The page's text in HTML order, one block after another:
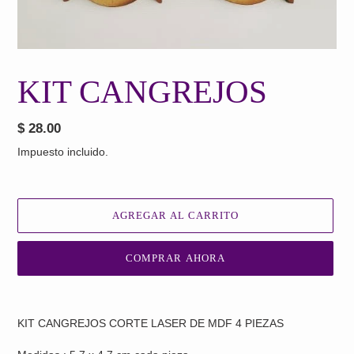
KIT CANGREJOS
Precio
habitual
$ 28.00
Impuesto incluido.
AGREGAR AL CARRITO
COMPRAR AHORA
a
KIT CANGREJOS CORTE LASER DE MDF 4 PIEZAS